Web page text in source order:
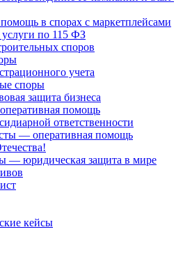
в спорах с маркетплейсами
по 115 ФЗ
споров
учета
споры
защита бизнеса
помощь
ответственности
— оперативная помощь
— юридическая защита в мире
кейсы